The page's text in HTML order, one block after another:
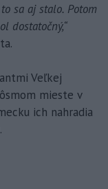
sa aj stalo. Potom
dostatočný,“
Veľkej
mieste v
ich nahradia